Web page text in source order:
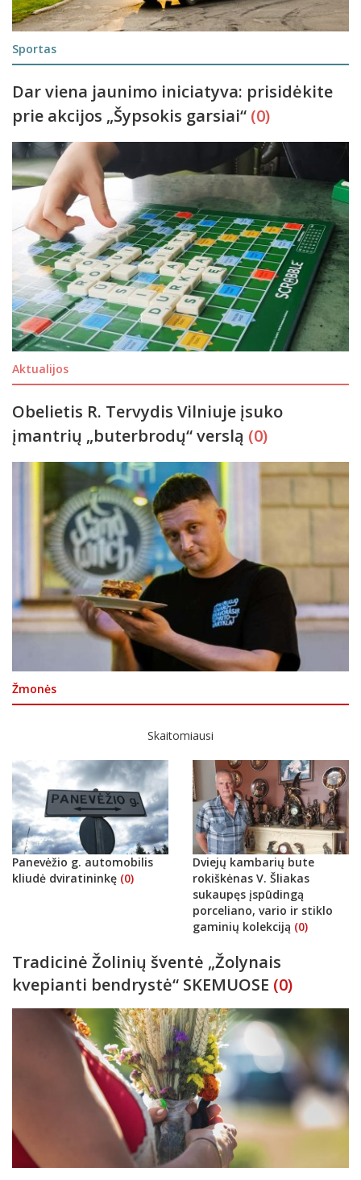
Sportas
Dar viena jaunimo iniciatyva: prisidėkite
prie akcijos „Šypsokis garsiai“ (0)
Aktualijos
Obelietis R. Tervydis Vilniuje įsuko
įmantrių „buterbrodų“ verslą (0)
Žmonės
Skaitomiausi
Panevėžio g. automobilis
kliudė dviratininkę (0)
Dviejų kambarių bute
rokiškėnas V. Šliakas
sukaupęs įspūdingą
porceliano, vario ir stiklo
gaminių kolekciją (0)
Tradicinė Žolinių šventė „Žolynais
kvepianti bendrystė“ SKEMUOSE (0)